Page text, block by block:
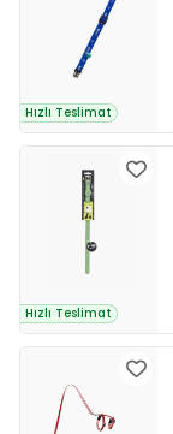
Hızlı Teslimat
Hızlı Teslimat